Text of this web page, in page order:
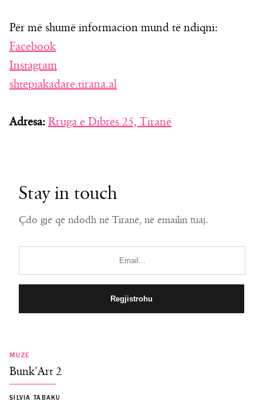
Për më shumë informacion mund të ndiqni:
Facebook
Instagram
shtepiakadare.tirana.al
Adresa: Rruga e Dibrës 25, Tiranë
Stay in touch
Çdo gjë që ndodh në Tiranë, në emailin tuaj.
MUZE
Bunk’Art 2
SILVIA TABAKU